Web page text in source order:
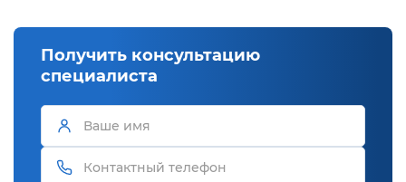
Получить консультацию
специалиста